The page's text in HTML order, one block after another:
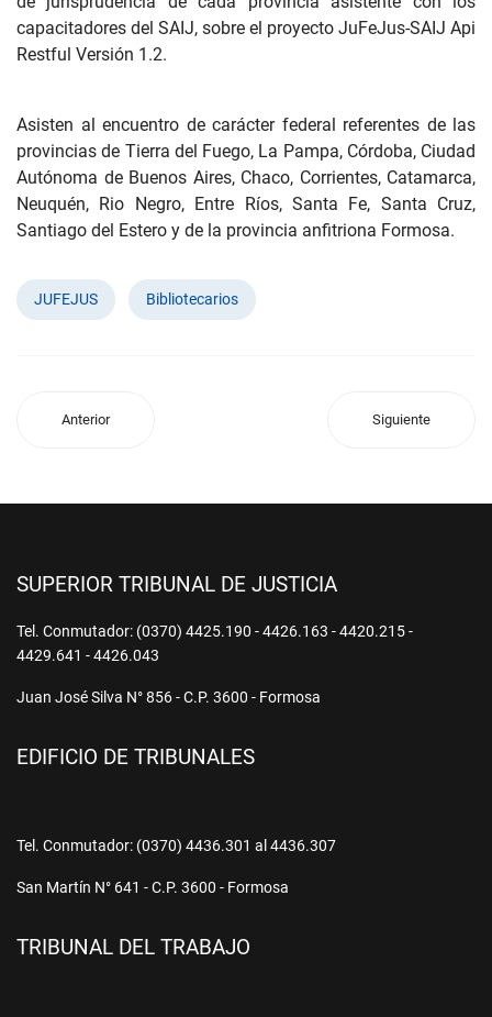
capacitadores del SAIJ, sobre el proyecto JuFeJus-SAIJ Api
Restful Versión 1.2.
Asisten al encuentro de carácter federal referentes de las
provincias de Tierra del Fuego, La Pampa, Córdoba, Ciudad
Autónoma de Buenos Aires, Chaco, Corrientes, Catamarca,
Neuquén, Rio Negro, Entre Ríos, Santa Fe, Santa Cruz,
Santiago del Estero y de la provincia anfitriona Formosa.
JUFEJUS Bibliotecarios
Anterior Siguiente
SUPERIOR TRIBUNAL DE JUSTICIA
Tel. Conmutador: (0370) 4425.190 - 4426.163 - 4420.215 -
4429.641 - 4426.043
Juan José Silva N° 856 - C.P. 3600 - Formosa
EDIFICIO DE TRIBUNALES
Tel. Conmutador: (0370) 4436.301 al 4436.307
San Martín N° 641 - C.P. 3600 - Formosa
TRIBUNAL DEL TRABAJO